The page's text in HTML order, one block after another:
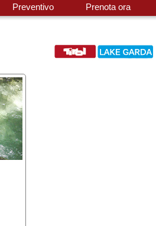
Preventivo Prenota ora